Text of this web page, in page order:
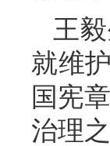
王
就维
国宪
治理